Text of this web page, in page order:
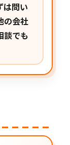
は問い
の会社
談でも